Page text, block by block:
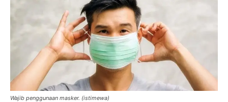
Wajib penggunaan masker. (istimewa)